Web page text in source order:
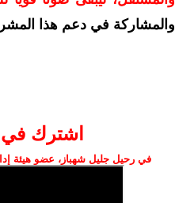
والمشاركة في دعم هذا
اشترك في
في رحيل جليل شهباز، عضو هيئة